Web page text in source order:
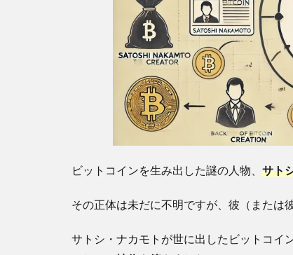
ビットコインを生み出した謎の人物、 サト
その正体は未だに不明ですが、彼（または
サトシ・ナカモトが世に出したビットコイン